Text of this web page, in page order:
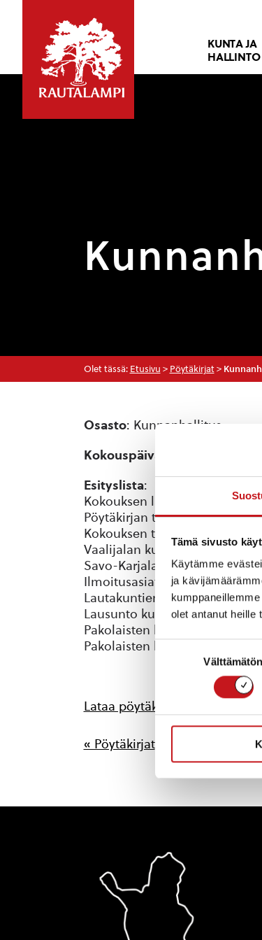
Tämä sivusto
Käytämme
ja
olet antanut heille
Välttämätön
KUNTA JA
HALLINTO
Olet tässä: Etusivu > Pöytäkirjat>
Osasto: Kunnanhallitus
Kokouspäivä
Esityslista:
Kokouksen laillisuuden ja
Pöytäkirjan tarkastajat
Kokouksen työjärjestyksen
Vaalijalan kuntayhtymän
Savo-Karjalan vaalipiirin
Ilmoitusasiat
Lautakuntien ja
Lausunto kunnallisvalitukseen
Pakolaisten kotouttamista
Pakolaisten kotouttamisen
Lataa pöytäkirja
« Pöytäkirjat